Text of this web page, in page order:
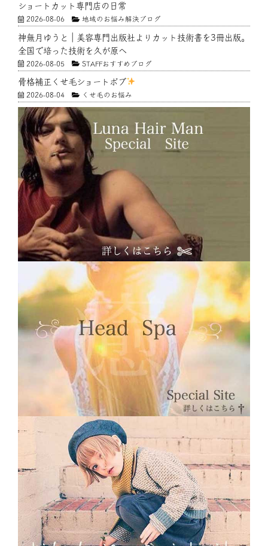
ショートカット専門店の日常
2026-08-06 地域のお悩み解決ブログ
神無月ゆうと｜美容専門出版社よりカット技術書を3冊出版。
全国で培った技術を久が原へ
2026-08-05 STAFFおすすめブログ
骨格補正くせ毛ショートボブ
2026-08-04 くせ毛のお悩み